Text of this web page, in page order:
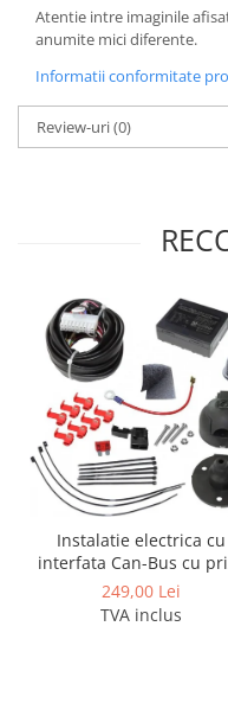
Atentie intre imaginile
anumite mici diferente.
Informatii conformitate
Review-uri(0)
Instalatie electrica cu
interfata Can-Bus cu
de 7 pini
249,00 Lei
TVA inclus